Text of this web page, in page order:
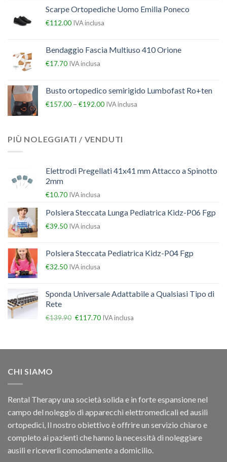
Scarpe Ortopediche Uomo Emilia Poneco
€112.00 IVA inclusa
Bendaggio Fascia Multiuso 410 Orione
€17.70 IVA inclusa
Busto ortopedico semirigido Lumbofast Ro+ten
€157.00 – €192.00 IVA inclusa
PIÙ NOLEGGIATI / VENDUTI
Elettrodi Pregellati 41x41 mm Attacco a Spinotto
2mm
€10.70 IVA inclusa
Polsiera Steccata Lunga Pediatrica Kidz-P06 Fgp
€39.50 IVA inclusa
Polsiera Steccata Pediatrica Kidz-P04 Fgp
€32.50 IVA inclusa
Sponda Universale Adattabile a Qualsiasi Tipo di
Rete
€139.90 €117.70 IVA inclusa
CHI SIAMO
Rental Therapy una società solida e in forte espansione nel
campo del noleggio di apparecchi elettromedicali ed ausili
ortopedici, Il nostro obiettivo è offrire un servizio chiaro e
completo ai pazienti che hanno la necessità di noleggiare
ausili e riceverli comodamente a domicilio.